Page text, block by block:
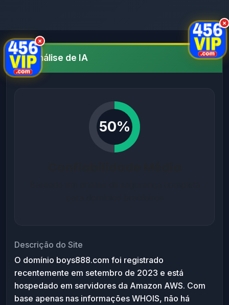
Análise de IA
50%
Descrição do Site
O domínio boys888.com foi registrado
recentemente em setembro de 2023 e está
hospedado em servidores da Amazon AWS. Com
base apenas nas informações WHOIS, não há
×
×